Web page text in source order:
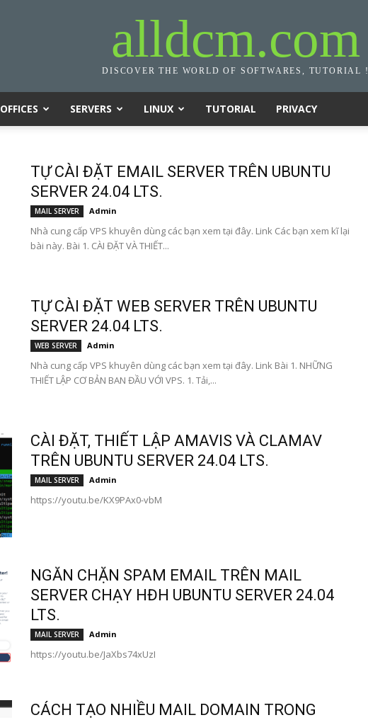
alldcm.com
DISCOVER THE WORLD OF SOFTWARES, TUTORIAL !
OFFICES SERVERS LINUX TUTORIAL PRIVACY
TỰ CÀI ĐẶT EMAIL SERVER TRÊN UBUNTU
SERVER 24.04 LTS.
MAIL SERVER Admin
Nhà cung cấp VPS khuyên dùng các bạn xem tại đây. Link Các bạn xem kĩ lại
bài này. Bài 1. CÀI ĐẶT VÀ THIẾT...
TỰ CÀI ĐẶT WEB SERVER TRÊN UBUNTU
SERVER 24.04 LTS.
WEB SERVER Admin
Nhà cung cấp VPS khuyên dùng các bạn xem tại đây. Link Bài 1. NHỮNG
THIẾT LẬP CƠ BẢN BAN ĐẦU VỚI VPS. 1. Tải,...
CÀI ĐẶT, THIẾT LẬP AMAVIS VÀ CLAMAV
TRÊN UBUNTU SERVER 24.04 LTS.
MAIL SERVER Admin
https://youtu.be/KX9PAx0-vbM
NGĂN CHẶN SPAM EMAIL TRÊN MAIL
SERVER CHẠY HĐH UBUNTU SERVER 24.04
LTS.
MAIL SERVER Admin
https://youtu.be/JaXbs74xUzI
CÁCH TẠO NHIỀU MAIL DOMAIN TRONG